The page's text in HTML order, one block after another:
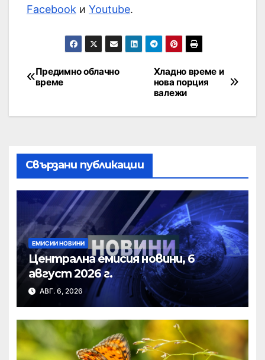
Facebook и Youtube.
Хладно време и
нова порция
валежи
Предимно облачно
време
Свързани публикации
ЕМИСИИ НОВИНИ
Централна емисия новини, 6
август 2026 г.
АВГ. 6, 2026